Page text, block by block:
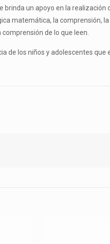
un apoyo en la realización
matemática, la comprensión,
de lo que leen.
de los niños y adolescentes que